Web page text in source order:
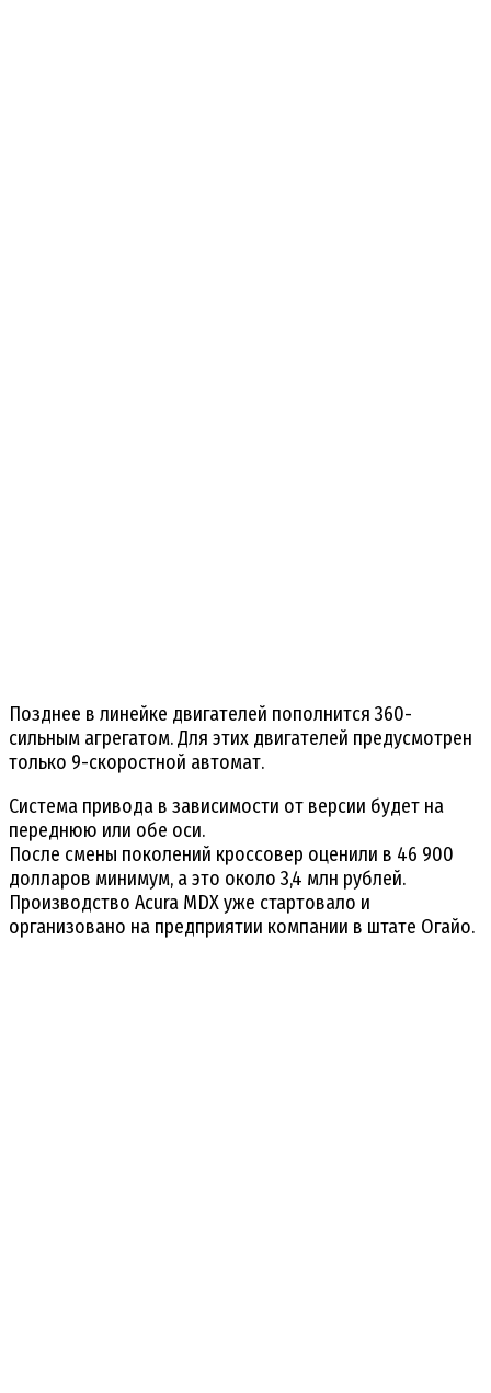
Позднее в линейке двигателей пополнится 360-
сильным агрегатом. Для этих двигателей предусмотрен
только 9-скоростной автомат.
Система привода в зависимости от версии будет на
переднюю или обе оси.
После смены поколений кроссовер оценили в 46 900
долларов минимум, а это около 3,4 млн рублей.
Производство Acura MDX уже стартовало и
организовано на предприятии компании в штате Огайо.